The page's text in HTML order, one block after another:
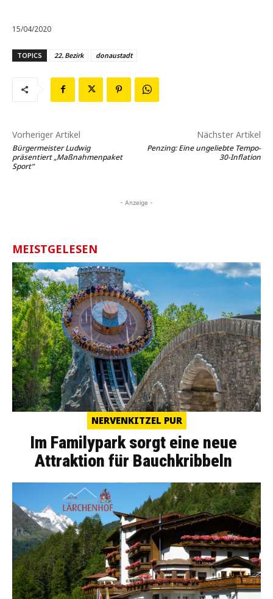
15/04/2020
TOPICS 22. Bezirk donaustadt
Vorheriger Artikel
Bürgermeister Ludwig
präsentiert „Maßnahmenpaket
Sport“
Nächster Artikel
Penzing: Eine ungeliebte Tempo-
30-Inflation
- Anzeige -
MEISTGELESEN
NERVENKITZEL PUR
Im Familypark sorgt eine neue
Attraktion für Bauchkribbeln